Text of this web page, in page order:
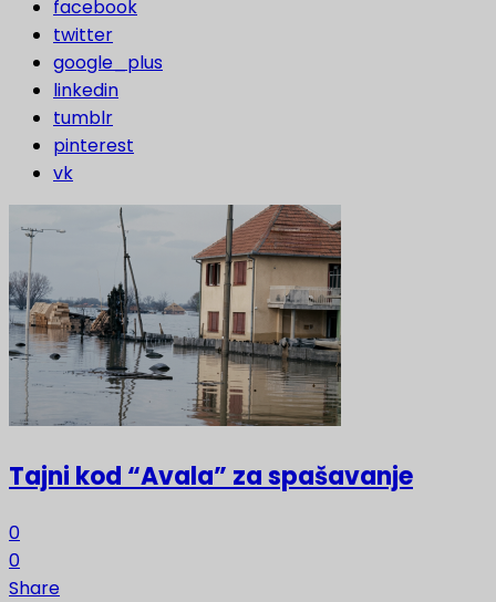
facebook
twitter
google_plus
linkedin
tumblr
pinterest
vk
Tajni kod “Avala” za spašavanje
0
0
Share